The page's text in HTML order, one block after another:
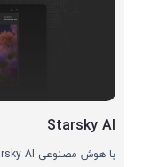
Starsky AI